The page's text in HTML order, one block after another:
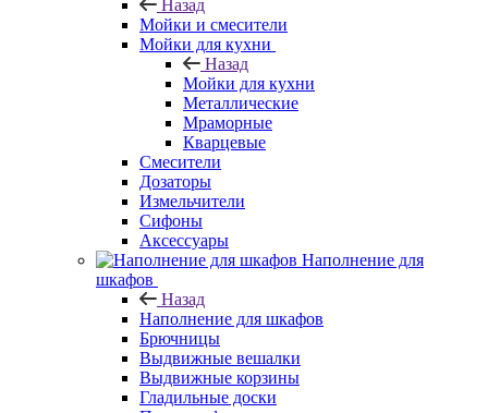
Назад
Мойки и смесители
Мойки для кухни
Назад
Мойки для кухни
Металлические
Мраморные
Кварцевые
Смесители
Дозаторы
Измельчители
Сифоны
Аксессуары
Наполнение для
шкафов
Назад
Наполнение для шкафов
Брючницы
Выдвижные вешалки
Выдвижные корзины
Гладильные доски